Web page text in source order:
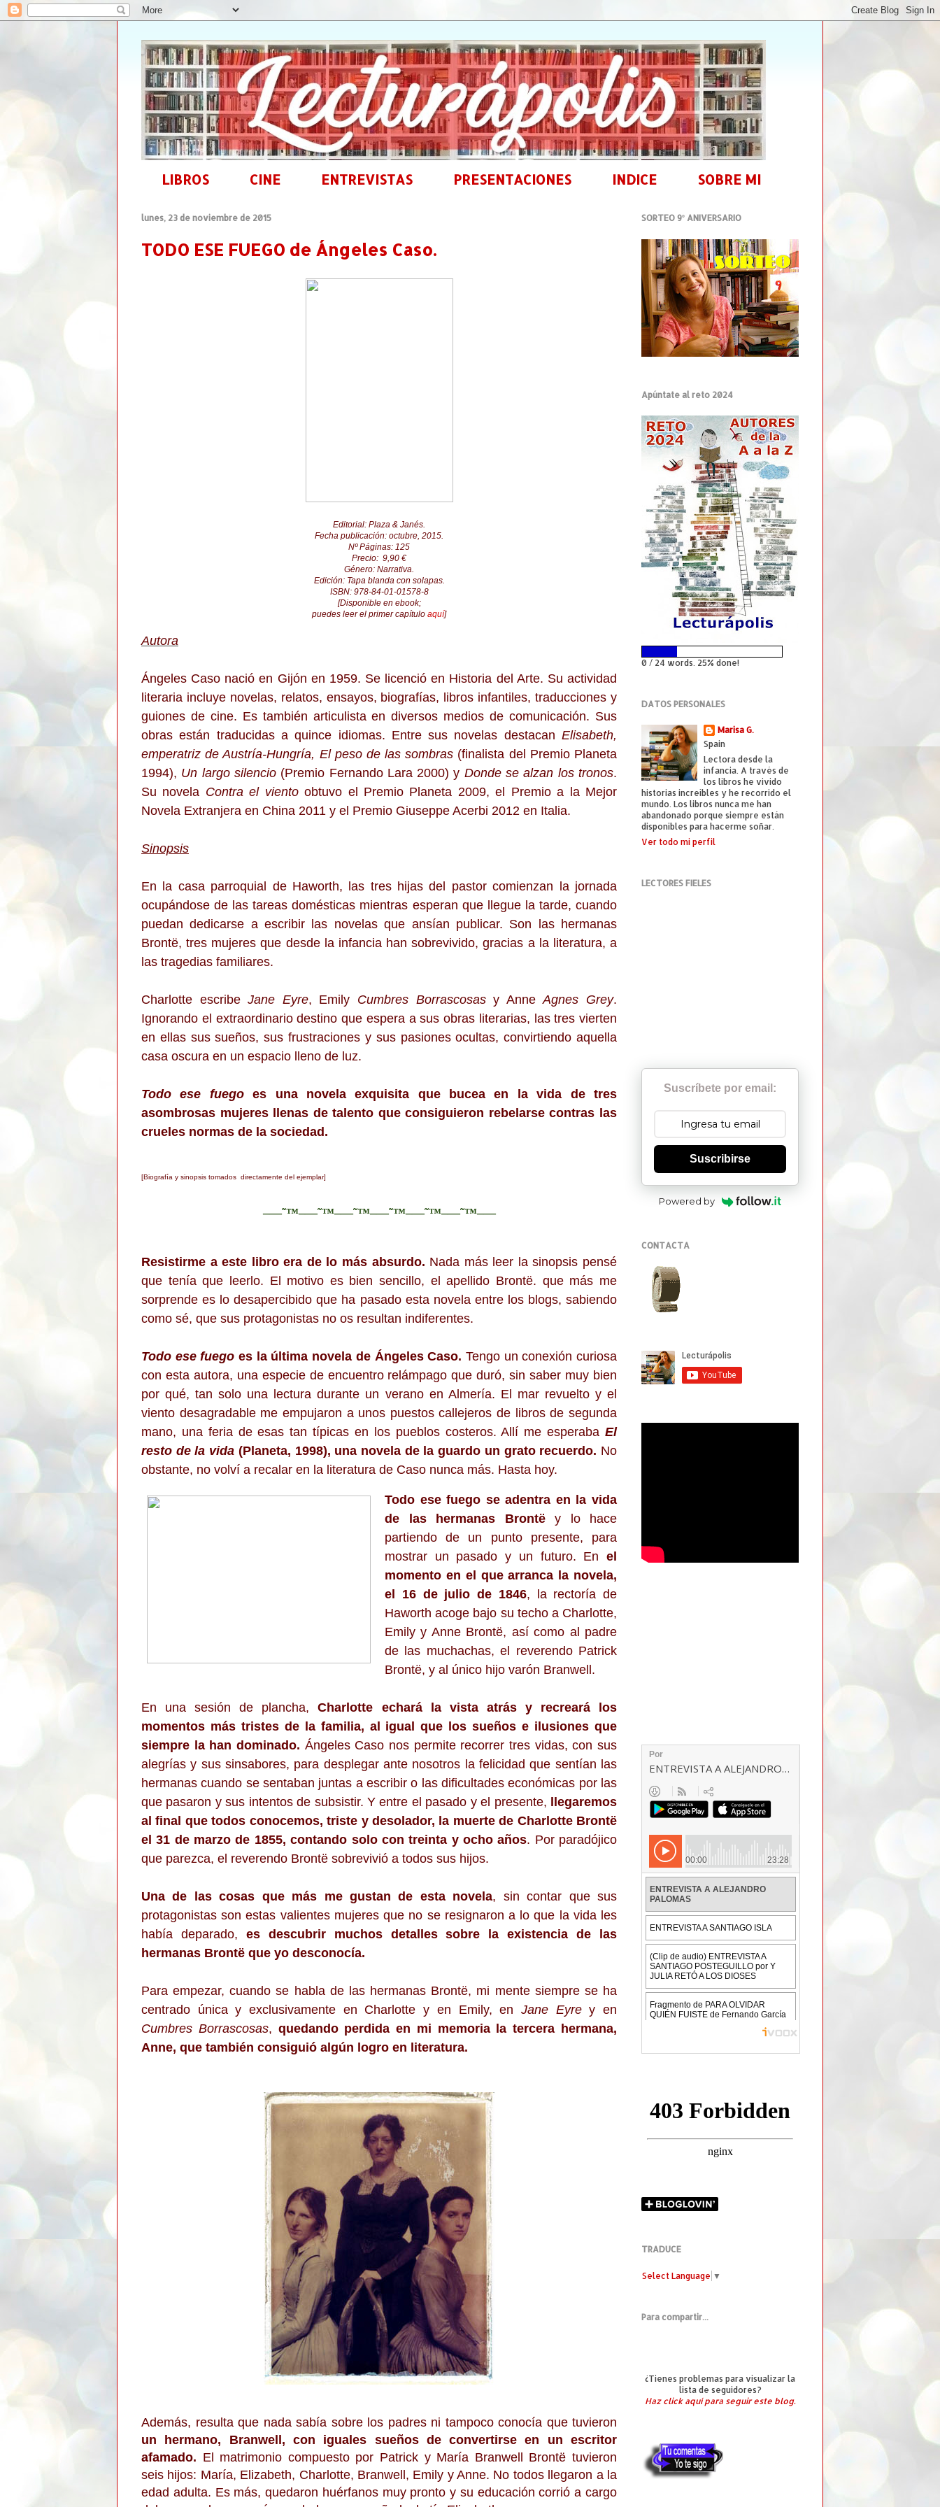
LIBROS CINE ENTREVISTAS PRESENTACIONES INDICE SOBRE MI
lunes, 23 de noviembre de 2015
TODO ESE FUEGO de Ángeles Caso.
Editorial: Plaza & Janés.
Fecha publicación: octubre, 2015.
Nº Páginas: 125
Precio: 9,90 €
Género: Narrativa.
Edición: Tapa blanda con solapas.
ISBN: 978-84-01-01578-8
[Disponible en ebook;
puedes leer el primer capítulo aquí]
Autora
Ángeles Caso nació en Gijón en 1959. Se licenció en Historia del Arte. Su actividad
literaria incluye novelas, relatos, ensayos, biografías, libros infantiles, traducciones y
guiones de cine. Es también articulista en diversos medios de comunicación. Sus
obras están traducidas a quince idiomas. Entre sus novelas destacan Elisabeth,
emperatriz de Austría-Hungría, El peso de las sombras (finalista del Premio Planeta
1994), Un largo silencio(Premio Fernando Lara 2000) y Donde se alzan los tronos.
Su novela Contra el vientoobtuvo el Premio Planeta 2009, el Premio a la Mejor
Novela Extranjera en China 2011 y el Premio Giuseppe Acerbi 2012 en Italia.
Sinopsis
En la casa parroquial de Haworth, las tres hijas del pastor comienzan la jornada
ocupándose de las tareas domésticas mientras esperan que llegue la tarde, cuando
puedan dedicarse a escribir las novelas que ansían publicar. Son las hermanas
Brontë, tres mujeres que desde la infancia han sobrevivido, gracias a la literatura, a
las tragedias familiares.
Charlotte escribeJane Eyre, Emily Cumbres Borrascosasy AnneAgnes Grey.
Ignorando el extraordinario destino que espera a sus obras literarias, las tres vierten
en ellas sus sueños, sus frustraciones y sus pasiones ocultas, convirtiendo aquella
casa oscura en un espacio lleno de luz.
Todo ese fuegoes una novela exquisita que bucea en la vida de tres
asombrosas mujeres llenas de talento que consiguieron rebelarse contras las
crueles normas de la sociedad.
[Biografía y sinopsis tomados directamente del ejemplar]
–—˜™–—˜™–—˜™–—˜™–—˜™–—˜™–—
Resistirme a este libro era de lo más absurdo. Nada más leer la sinopsis pensé
que tenía que leerlo. El motivo es bien sencillo, el apellido Brontë. que más me
sorprende es lo desapercibido que ha pasado esta novela entre los blogs, sabiendo
como sé, que sus protagonistas no os resultan indiferentes.
Todo ese fuego es la última novela de Ángeles Caso. Tengo un conexión curiosa
con esta autora, una especie de encuentro relámpago que duró, sin saber muy bien
por qué, tan solo una lectura durante un verano en Almería. El mar revuelto y el
viento desagradable me empujaron a unos puestos callejeros de libros de segunda
mano, una feria de esas tan típicas en los pueblos costeros. Allí me esperaba El
resto de la vida (Planeta, 1998), una novela de la guardo un grato recuerdo. No
obstante, no volví a recalar en la literatura de Caso nunca más. Hasta hoy.
Todo ese fuego se adentra en la vida
de las hermanas Brontë y
lo hace
partiendo de un punto presente, para
mostrar un pasado y un futuro. En el
momento en el que arranca la novela,
el 16 de julio de 1846, la rectoría de
Haworth acoge bajo su techo a Charlotte,
Emily y Anne Brontë, así como al padre
de las muchachas, el reverendo Patrick
Brontë, y al único hijo varón Branwell.
En una sesión de plancha,Charlotte echará la vista atrás y recreará los
momentos más tristes de la familia, al igual que los sueños e ilusiones que
siempre la han dominado. Ángeles Caso nos permite recorrer tres vidas, con sus
alegrías y sus sinsabores, para desplegar ante nosotros la felicidad que sentían las
hermanas cuando se sentaban juntas a escribir o las dificultades económicas por las
que pasaron y sus intentos de subsistir. Y entre el pasado y el presente, llegaremos
al final que todos conocemos, triste y desolador, la muerte de Charlotte Brontë
el 31 de marzo de 1855, contando solo con treinta y ocho años. Por paradójico
que parezca, el reverendo Brontë sobrevivió a todos sus hijos.
Una de las cosas que más me gustan de esta novela, sin contar que sus
protagonistas son estas valientes mujeres que no se resignaron a lo que la vida les
había deparado, es descubrir muchos detalles sobre la existencia de las
hermanas Brontë que yo desconocía.
Para empezar, cuando se habla de las hermanas Brontë, mi mente siempre se ha
centrado única y exclusivamente en Charlotte y en Emily, en Jane Eyrey en
Cumbres Borrascosas, quedando perdida en mi memoria la tercera hermana,
Anne, que también consiguió algún logro en literatura.
Además, resulta que nada sabía sobre los padres ni tampoco conocía que tuvieron
un hermano, Branwell, con iguales sueños de convertirse en un escritor
afamado. El matrimonio compuesto por Patrick y María Branwell Brontë tuvieron
seis hijos: María, Elizabeth, Charlotte, Branwell, Emily y Anne. No todos llegaron a la
edad adulta. Es más, quedaron huérfanos muy pronto y su educación corrió a cargo
SORTEO 9º ANIVERSARIO
Apúntate al reto 2024
0 / 24 words. 25% done!
DATOS PERSONALES
Marisa G.
Spain
Lectora desde la
infancia. A través de
los libros he vivido
historias increíbles y he recorrido el
mundo. Los libros nunca me han
abandonado porque siempre están
disponibles para hacerme soñar.
Ver todo mi perfil
LECTORES FIELES
Suscríbete por email:
Suscribirse
Powered by
CONTACTA
TRADUCE
Select Language ▼
Para compartir...
¿Tienes problemas para visualizar la
lista de seguidores?
Haz click aquí para seguir este blog.